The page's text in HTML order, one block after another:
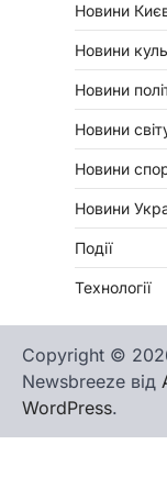
Новини
Новини
Новини
Новини
Новини
Новини
Події
Технології
Copyright ©
Newsbreeze від
WordPress.